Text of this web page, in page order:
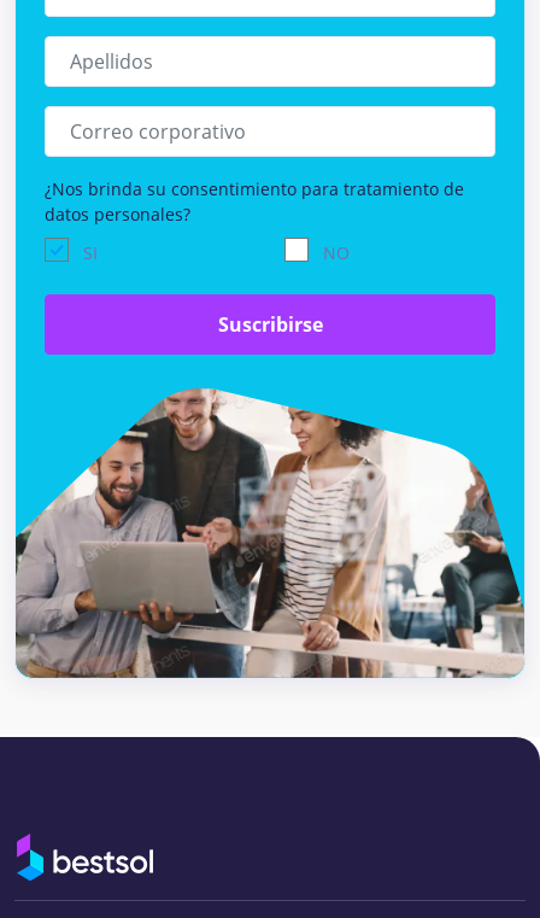
¿Nos brinda su consentimiento para tratamiento de
datos personales?
SI
NO
Suscribirse